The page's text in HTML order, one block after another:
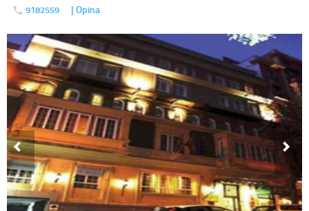
9182559 | Opina